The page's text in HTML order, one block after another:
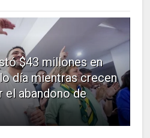
$43 millones en
día mientras crecen
abandono de